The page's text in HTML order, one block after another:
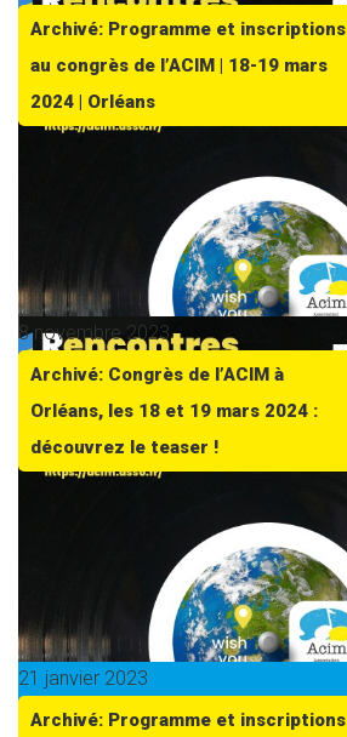
Archivé: Programme et inscriptions
au congrès de l’ACIM | 18-19 mars
2024 | Orléans
8 novembre 2023
Archivé: Congrès de l’ACIM à
Orléans, les 18 et 19 mars 2024 :
découvrez le teaser !
21 janvier 2023
Archivé: Programme et inscriptions